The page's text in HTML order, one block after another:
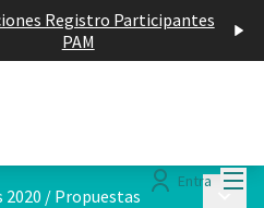
Registro Participantes
PAM
Entra
/ Propuestas